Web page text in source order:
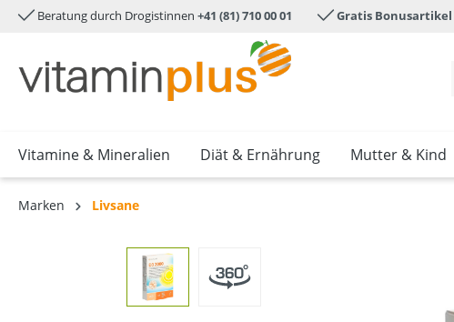
springen Zur Hauptnavigation springen
Beratung durch Drogistinnen +41 (81) 710 00 01 Gratis Bonusartikel
Vitamine & Mineralien Diät & Ernährung Mutter & Kind
Marken Livsane